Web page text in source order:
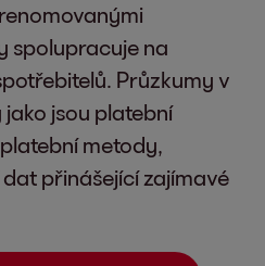
spolupracuje na
Průzkumy v
jsou platební
metody,
přinášející zajímavé